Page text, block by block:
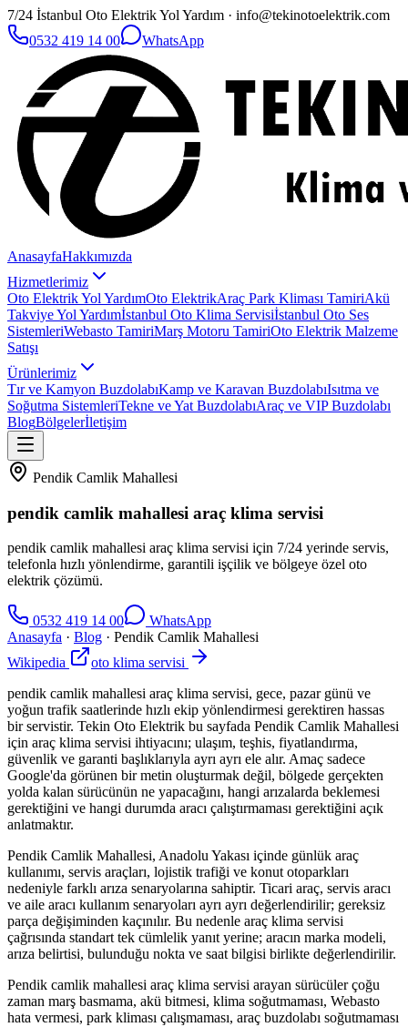
7/24 İstanbul Oto Elektrik Yol Yardım · info@tekinotoelektrik.com
0532 419 14 00
WhatsApp
AnasayfaHakkımızda
Hizmetlerimiz
Oto Elektrik Yol YardımOto ElektrikAraç Park Kliması TamiriAkü
Takviye Yol Yardımİstanbul Oto Klima Servisiİstanbul Oto Ses
SistemleriWebasto TamiriMarş Motoru TamiriOto Elektrik Malzeme
Satışı
Ürünlerimiz
Tır ve Kamyon BuzdolabıKamp ve Karavan BuzdolabıIsıtma ve
Soğutma SistemleriTekne ve Yat BuzdolabıAraç ve VIP Buzdolabı
BlogBölgelerİletişim
Pendik Camlik Mahallesi
pendik camlik mahallesi araç klima servisi
pendik camlik mahallesi araç klima servisi için 7/24 yerinde servis,
telefonla hızlı yönlendirme, garantili işçilik ve bölgeye özel oto
elektrik çözümü.
0532 419 14 00
WhatsApp
Anasayfa · Blog · Pendik Camlik Mahallesi
Wikipedia
oto klima servisi
pendik camlik mahallesi araç klima servisi, gece, pazar günü ve
yoğun trafik saatlerinde hızlı ekip yönlendirmesi gerektiren hassas
bir servistir. Tekin Oto Elektrik bu sayfada Pendik Camlik Mahallesi
için araç klima servisi ihtiyacını; ulaşım, teşhis, fiyatlandırma,
güvenlik ve garanti başlıklarıyla ayrı ayrı ele alır. Amaç sadece
Google'da görünen bir metin oluşturmak değil, bölgede gerçekten
yolda kalan sürücünün ne yapacağını, hangi arızalarda beklemesi
gerektiğini ve hangi durumda aracı çalıştırmaması gerektiğini açık
anlatmaktır.
Pendik Camlik Mahallesi, Anadolu Yakası içinde günlük araç
kullanımı, servis araçları, lojistik trafiği ve konut otoparkları
nedeniyle farklı arıza senaryolarına sahiptir. Ticari araç, servis aracı
ve aile aracı kullanım senaryoları ayrı ayrı değerlendirilir; gereksiz
parça değişiminden kaçınılır. Bu nedenle araç klima servisi
çağrısında standart tek cümlelik yanıt yerine; aracın marka modeli,
arıza belirtisi, bulunduğu nokta ve saat bilgisi birlikte değerlendirilir.
Pendik camlik mahallesi araç klima servisi arayan sürücüler çoğu
zaman marş basmama, akü bitmesi, klima soğutmaması, Webasto
hata vermesi, park kliması çalışmaması, araç buzdolabı soğutmaması